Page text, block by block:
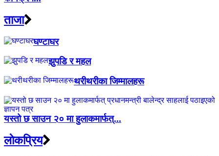
ताजा
घण्टाघर
झुपडि र महल
थरीथरीका जिम्मालहरू
यस्तो छ साउन २० मा हुलाकमार्फत्...
लाेकप्रिय